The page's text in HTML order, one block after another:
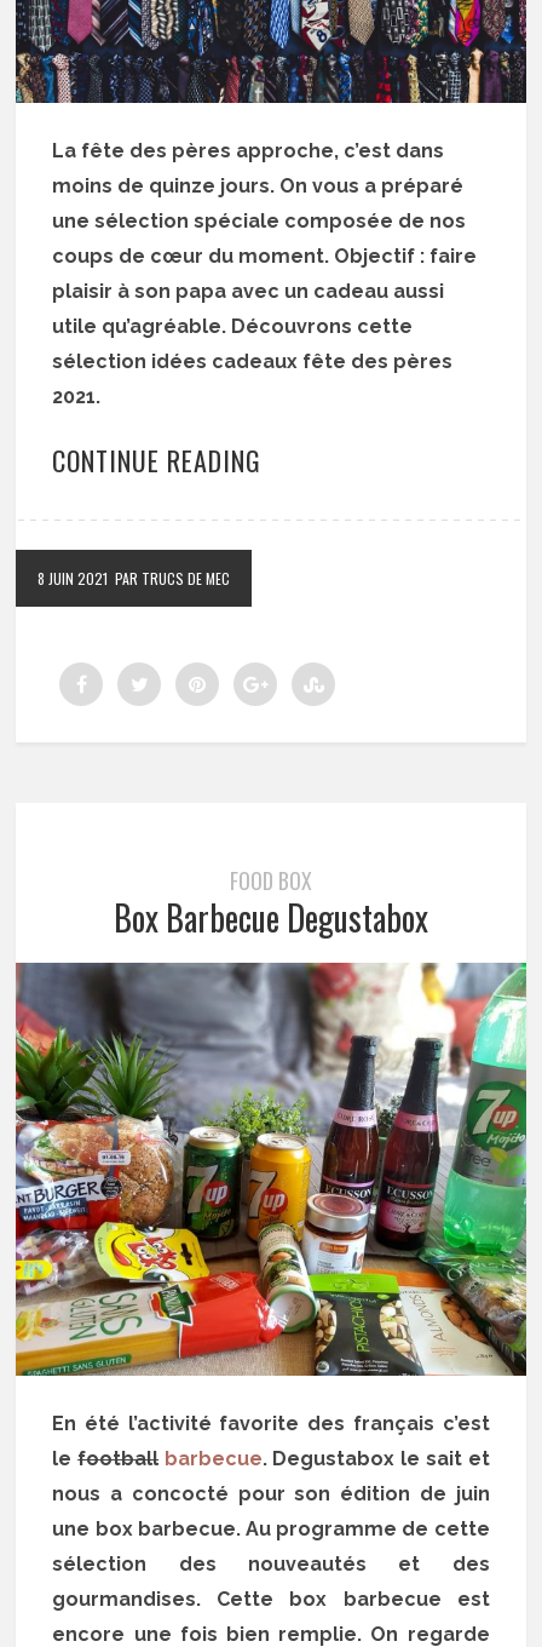
La fête des pères approche, c’est dans
moins de quinze jours. On vous a préparé
une sélection spéciale composée de nos
coups de cœur du moment. Objectif : faire
plaisir à son papa avec un cadeau aussi
utile qu’agréable. Découvrons cette
sélection idées cadeaux fête des pères
2021.
CONTINUE READING
8 JUIN 2021 PAR TRUCS DE MEC
FOOD BOX
Box Barbecue Degustabox
En été l’activité favorite des français c’est
lefootball barbecue. Degustabox le sait et
nous a concocté pour son édition de juin
une box barbecue. Au programme de cette
sélection des nouveautés et des
gourmandises. Cette box barbecue est
encore une fois bien remplie. On regarde